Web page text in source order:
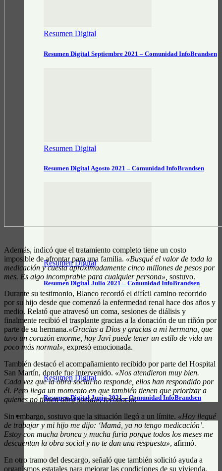
Resumen Digital
Resumen Digital Septiembre 2021 – Comunidad InfoBrandsen
Resumen Digital
Resumen Digital Agosto 2021 – Comunidad InfoBrandsen
Resumen Digital
Resumen Digital Julio 2021 – Comunidad InfoBrandsen
Resumen Digital
Resumen Digital Junio 2021 – Comunidad InfoBrandsen
DATOS ÚTILES
Además, indicó que el tratamiento completo tiene un costo
imposible de afrontar para una familia. «Busqué el valor de toda la
medicación y cuesta aproximadamente cinco millones de pesos por
mes. Es algo incomprable para cualquier persona», sostuvo.
Durante su testimonio, Blanco recordó el difícil camino recorrido
por su hijo desde que comenzó la enfermedad renal hace dos años y
medio. Relató que atravesó un coma, sesiones de diálisis y
finalmente recibió el trasplante gracias a la donación de un riñón por
parte de su hermana.«Gracias a Dios y gracias a mi hermana, que
tuvo un corazón enorme, hoy Javi puede tener un estilo de vida un
poco más normal», expresó emocionada.
También destacó el acompañamiento recibido por parte del Hospital
San Martín, donde fue intervenido. «Nos atendieron muy bien.
Cada vez que la obra social no responde, ellos han respondido por
él. Pero llega un momento en que también tienen que priorizar a
quienes no tienen obra social», reconoció.
Sin embargo, sostuvo que la situación llegó a un límite. «Hoy llegué
de trabajar y mi hijo me dijo: ‘Mamá, ya no tengo medicación’.
Estoy con mucha bronca y mucha furia porque todos los meses me
descuentan la obra social y no te dan una respuesta», afirmó.
En otro tramo del descargo, señaló que también solicitó ayuda a
organismos estatales para mejorar las condiciones de su vivienda,